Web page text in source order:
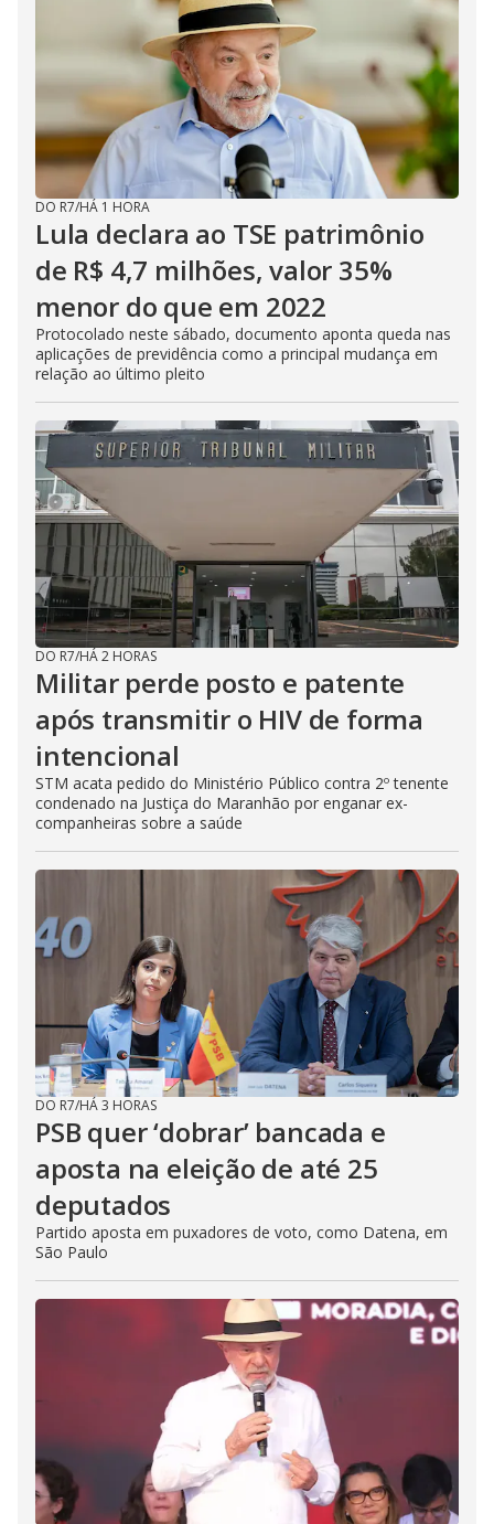
DO R7/HÁ 1 HORA
Lula declara ao TSE patrimônio
de R$ 4,7 milhões, valor 35%
menor do que em 2022
Protocolado neste sábado, documento aponta queda nas
aplicações de previdência como a principal mudança em
relação ao último pleito
DO R7/HÁ 2 HORAS
Militar perde posto e patente
após transmitir o HIV de forma
intencional
STM acata pedido do Ministério Público contra 2º tenente
condenado na Justiça do Maranhão por enganar ex-
companheiras sobre a saúde
DO R7/HÁ 3 HORAS
PSB quer ‘dobrar’ bancada e
aposta na eleição de até 25
deputados
Partido aposta em puxadores de voto, como Datena, em
São Paulo